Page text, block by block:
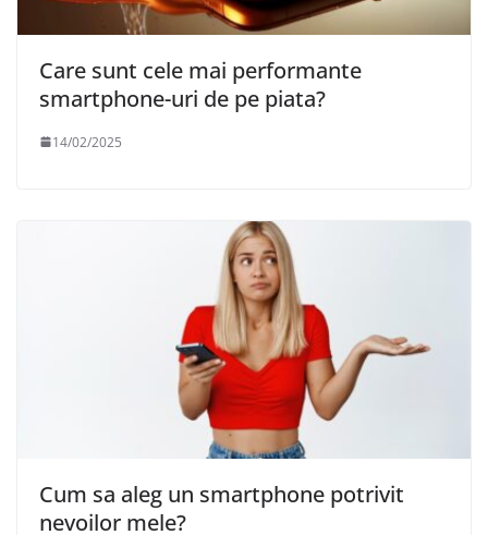
Care sunt cele mai performante
smartphone-uri de pe piata?
14/02/2025
Cum sa aleg un smartphone potrivit
nevoilor mele?